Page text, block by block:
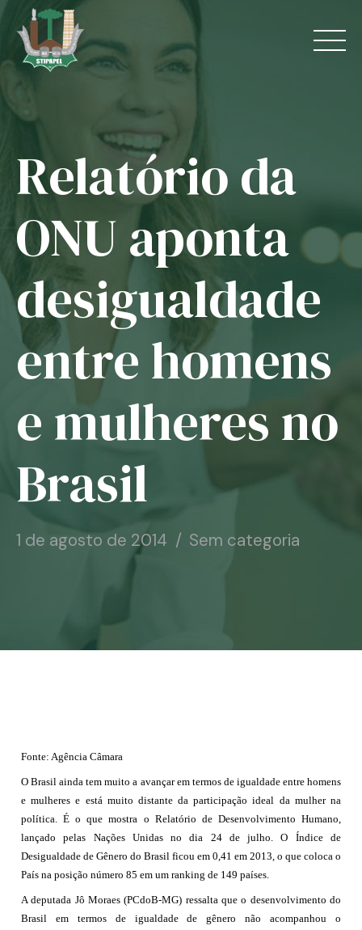
content
Home
Jurídico
Convênios
Notícias
Associe-se
Relatório da
ONU aponta
desigualdade
entre homens
e mulheres no
Brasil
1 de agosto de 2014 Sem categoria
Fonte: Agência Câmara
O Brasil ainda tem muito a avançar em termos de igualdade entre homens
e mulheres e está muito distante da participação ideal da mulher na
política. É o que mostra o Relatório de Desenvolvimento Humano,
lançado pelas Nações Unidas no dia 24 de julho. O Índice de
Desigualdade de Gênero do Brasil ficou em 0,41 em 2013, o que coloca o
País na posição número 85 em um ranking de 149 países.
A deputada Jô Moraes (PCdoB-MG) ressalta que o desenvolvimento do
Brasil em termos de igualdade de gênero não acompanhou o